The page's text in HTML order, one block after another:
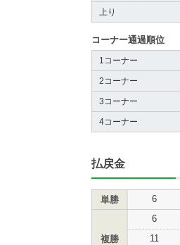
上り
コーナー通過順位
1コーナー
2コーナー
3コーナー
4コーナー
払戻金
単勝 6
複勝
6
11